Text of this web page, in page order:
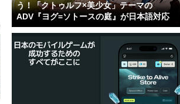
う！「クトゥルフ×美少女」テーマの
ADV『ヨグ=ソトースの庭』が日本語対応